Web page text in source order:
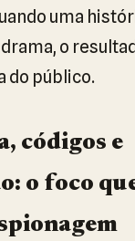
uma
o
do público.
códigos e
o foco